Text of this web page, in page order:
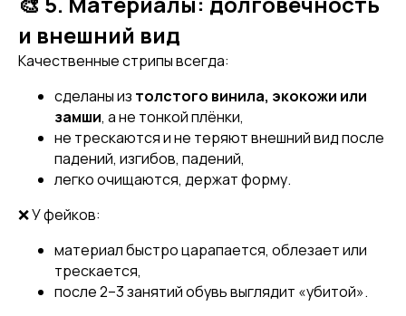
и внешний вид
Качественные стрипы всегда:
сделаны из толстого винила, экокожи или
замши, а не тонкой плёнки,
не трескаются и не теряют внешний вид после
падений, изгибов, падений,
легко очищаются, держат форму.
❌ У фейков:
материал быстро царапается, облезает или
трескается,
после 2–3 занятий обувь выглядит «убитой».
[ DISCOUNTS ]
АКЦИИ